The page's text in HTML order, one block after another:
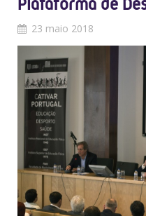
Plataforma de
23 maio 2018